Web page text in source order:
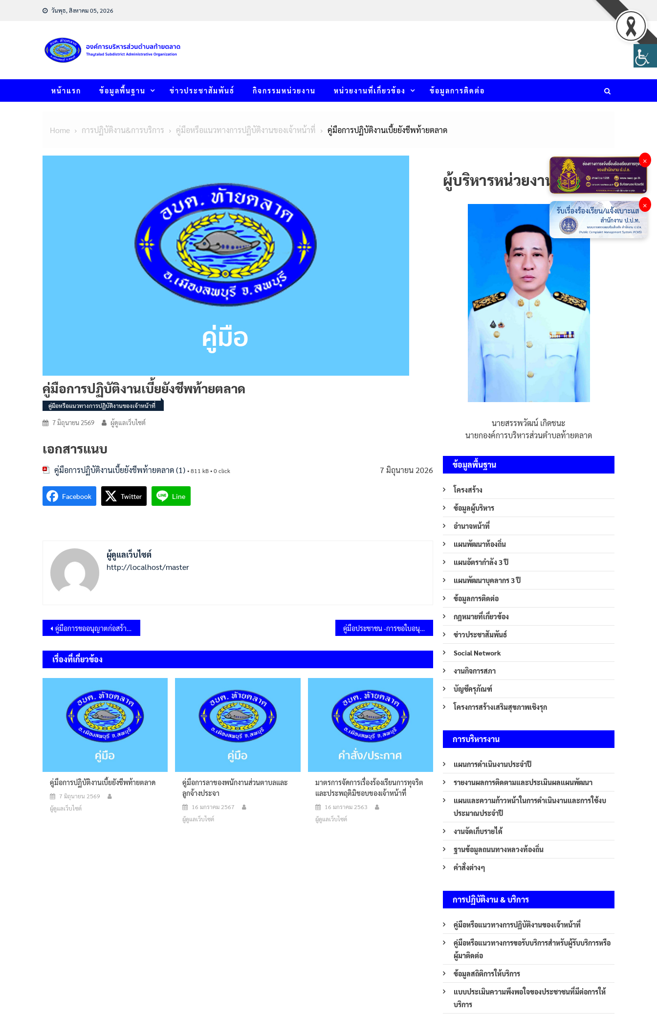
วันพุธ, สิงหาคม 05, 2026
หน้าแรก ข้อมูลพื้นฐาน ข่าวประชาสัมพันธ์ กิจกรรมหน่วยงาน หน่วยงานที่เกี่ยวข้อง ข้อมูลการติดต่อ
Home การปฏิบัติงาน&การบริการ คู่มือหรือแนวทางการปฏิบัติงานของเจ้าหน้าที่ คู่มือการปฏิบัติงานเบี้ยยังชีพท้ายตลาด
คู่มือการปฏิบัติงานเบี้ยยังชีพท้ายตลาด
คู่มือหรือแนวทางการปฏิบัติงานของเจ้าหน้าที่
7 มิถุนายน 2569 ผู้ดูแลเว็บไซต์
เอกสารแนบ
คู่มือการปฏิบัติงานเบี้ยยังชีพท้ายตลาด (1) • 811 kB • 0 click 7 มิถุนายน 2026
Facebook Twitter Line
ผู้ดูแลเว็บไซต์
http://localhost/master
แนะแนว
เรื่อง
คู่มือการขออนุญาตก่อสร้าง รื้อถอน ดัดแปลงอาคาร ตาม พรบ.ควบคุมอาคาร พ.ศ.2522 คู่มือประชาชน -การขอใบอนุญาตประกอบกิจการที่เป็นอันตรายต่อสุขภาพ
เรื่องที่เกี่ยวข้อง
คู่มือการปฏิบัติงานเบี้ยยังชีพท้ายตลาด
7 มิถุนายน 2569
ผู้ดูแลเว็บไซต์
คู่มือการลาของพนักงานส่วนตาบลและ
ลูกจ้างประจา
16 มกราคม 2567
ผู้ดูแลเว็บไซต์
มาตรการจัดการเรื่องร้องเรียนการทุจริต
และประพฤติมิชอบของเจ้าหน้าที่
16 มกราคม 2563
ผู้ดูแลเว็บไซต์
ผู้บริหารหน่วยงาน
นายสรรพวัฒน์ เกิดชนะ
นายกองค์การบริหารส่วนตำบลท้ายตลาด
ข้อมูลพื้นฐาน
โครงสร้าง
ข้อมูลผู้บริหาร
อำนาจหน้าที่
แผนพัฒนาท้องถิ่น
แผนอัตรากำลัง 3 ปี
แผนพัฒนาบุคลากร 3 ปี
ข้อมูลการติดต่อ
กฎหมายที่เกี่ยวข้อง
ข่าวประชาสัมพันธ์
Social Network
งานกิจการสภา
บัญชีครุภัณฑ์
โครงการสร้างเสริมสุขภาพเชิงรุก
การบริหารงาน
แผนการดำเนินงานประจำปี
รายงานผลการติดตามและประเมินผลแผนพัฒนา
แผนและความก้าวหน้าในการดำเนินงานและการใช้งบ
ประมาณประจำปี
งานจัดเก็บรายได้
ฐานข้อมูลถนนทางหลวงท้องถิ่น
คำสั่งต่างๆ
การปฏิบัติงาน & บริการ
คู่มือหรือแนวทางการปฏิบัติงานของเจ้าหน้าที่
คู่มือหรือแนวทางการขอรับบริการสำหรับผู้รับบริการหรือ
ผู้มาติดต่อ
ข้อมูลสถิติการให้บริการ
แบบประเมินความพึงพอใจของประชาชนที่มีต่อการให้
บริการ
×
×